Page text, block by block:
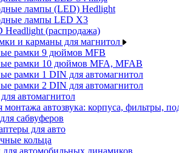
лампы (LED) Hedlight
лампы LED X3
(распродажа)
и карманы для магнитол
рамки 9 дюймов MFB
рамки 10 дюймов MFA, MFAB
рамки 1 DIN для автомагнитол
рамки 2 DIN для автомагнитол
автомагнитол
монтажа автозвука: корпуса, фильтры,
сабвуферов
для авто
кольца
автомобильных динамиков